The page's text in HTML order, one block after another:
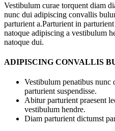
Vestibulum curae torquent diam
nunc dui adipiscing convallis
parturient a.Parturient in
natoque adipiscing a vestibulum
natoque dui.
ADIPISCING CONVALLIS
Vestibulum penatibus
parturient suspendisse.
Abitur parturient praesent
vestibulum hendre.
Diam parturient dictumst